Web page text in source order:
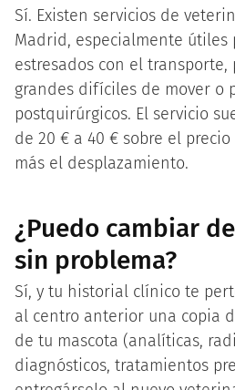
Sí. Existen servicios de
Madrid, especialmente útiles
estresados con el transporte,
grandes difíciles de mover o
postquirúrgicos. El servicio
de 20 € a 40 € sobre el
más el desplazamiento.
¿Puedo cambiar
sin problema?
Sí, y tu historial clínico te
al centro anterior una copia
de tu mascota (analíticas,
diagnósticos, tratamientos